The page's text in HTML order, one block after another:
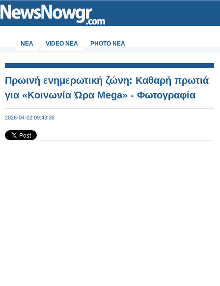
ΝΕΑ VIDEO NEA PHOTO NEA
Πρωινή ενημερωτική ζώνη: Καθαρή πρωτιά
για «Κοινωνία Ώρα Mega» - Φωτογραφία
2026-04-02 09:43:35